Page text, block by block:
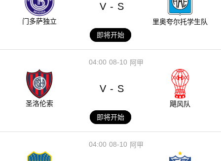
门多萨独立
V - S
里奥夸尔托学生队
即将开始
08-10
04:00 阿甲
圣洛伦索
V - S
飓风队
即将开始
08-10
04:00 阿甲